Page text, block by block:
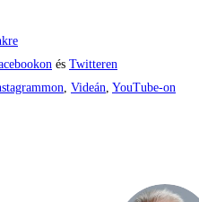
és Twitteren
Videán YouTube-on